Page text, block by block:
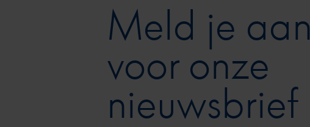
Meld je aan
voor onze
nieuwsbrief